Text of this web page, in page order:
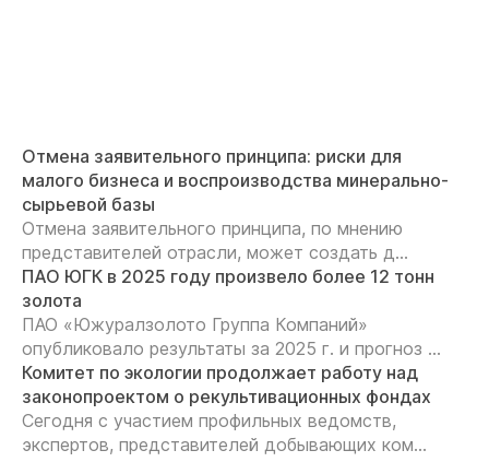
Отмена заявительного принципа: риски для
малого бизнеса и воспроизводства минерально-
сырьевой базы
Отмена заявительного принципа, по мнению
представителей отрасли, может создать д...
ПАО ЮГК в 2025 году произвело более 12 тонн
золота
ПАО «Южуралзолото Группа Компаний»
опубликовало результаты за 2025 г. и прогноз ...
Комитет по экологии продолжает работу над
законопроектом о рекультивационных фондах
Сегодня с участием профильных ведомств,
экспертов, представителей добывающих ком...